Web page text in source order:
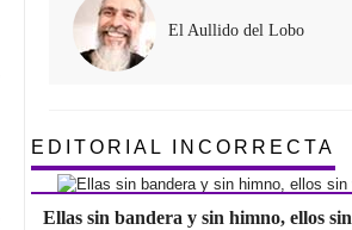
El Aullido del Lobo
EDITORIAL INCORRECTA
Ellas sin bandera y sin himno, ellos sin